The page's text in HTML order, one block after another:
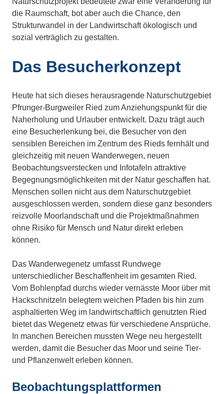
die Raumschaft, bot aber auch die Chance, den
Strukturwandel in der Landwirtschaft ökologisch und
sozial verträglich zu gestalten.
Das Besucherkonzept
Heute hat sich dieses herausragende Naturschutzgebiet
Pfrunger-Burgweiler Ried zum Anziehungspunkt für die
Naherholung und Urlauber entwickelt. Dazu trägt auch
eine Besucherlenkung bei, die Besucher von den
sensiblen Bereichen im Zentrum des Rieds fernhält und
gleichzeitig mit neuen Wanderwegen, neuen
Beobachtungsverstecken und Infotafeln attraktive
Begegnungsmöglichkeiten mit der Natur geschaffen hat.
Menschen sollen nicht aus dem Naturschutzgebiet
ausgeschlossen werden, sondern diese ganz besonders
reizvolle Moorlandschaft und die Projektmaßnahmen
ohne Risiko für Mensch und Natur direkt erleben
können.
Das Wanderwegenetz umfasst Rundwege
unterschiedlicher Beschaffenheit im gesamten Ried.
Vom Bohlenpfad durchs wieder vernässte Moor über mit
Hackschnitzeln belegtem weichen Pfaden bis hin zum
asphaltierten Weg im landwirtschaftlich genutzten Ried
bietet das Wegenetz etwas für verschiedene Ansprüche.
In manchen Bereichen mussten Wege neu hergestellt
werden, damit die Besucher das Moor und seine Tier-
und Pflanzenwelt erleben können.
Beobachtungsplattformen